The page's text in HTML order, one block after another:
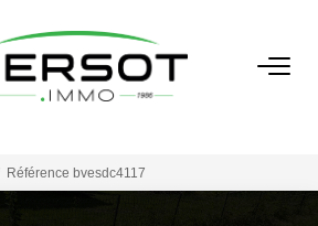
Acheter
Référence bvesdc4117